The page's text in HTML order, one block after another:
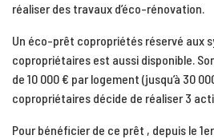
réaliser des travaux d’éco-rénovation.
Un éco-prêt copropriétés réservé aux
copropriétaires est aussi disponible.
de 10 000 € par logement (jusqu’à 30
copropriétaires décide de réaliser 3
Pour bénéficier de ce prêt , depuis le